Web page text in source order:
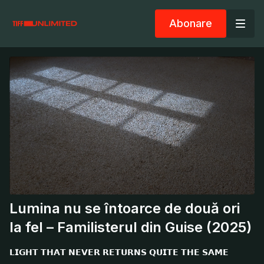
Abonare
Lumina nu se întoarce de două ori
la fel – Familisterul din Guise (2025)
𝗟𝗜𝗚𝗛𝗧 𝗧𝗛𝗔𝗧 𝗡𝗘𝗩𝗘𝗥 𝗥𝗘𝗧𝗨𝗥𝗡𝗦 𝗤𝗨𝗜𝗧𝗘 𝗧𝗛𝗘 𝗦𝗔𝗠𝗘